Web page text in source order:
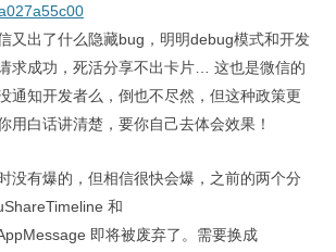
又出了什么隐藏bug，明明debug模式和开发
求成功，死活分享不出卡片… 这也是微信的
通知开发者么，倒也不尽然，但这种政策更
用白话讲清楚，要你自己去体会效果！
没有爆的，但相信很快会爆，之前的两个分
和
即将被废弃了。需要换成